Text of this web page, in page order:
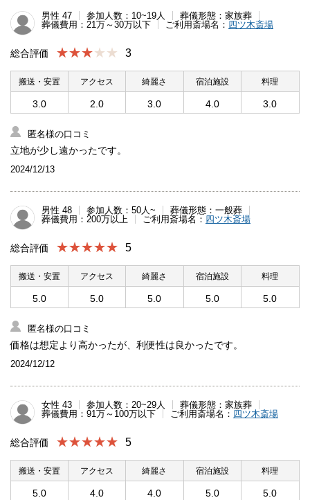
男性 47 参加人数：10~19人
葬儀形態：家族葬
葬儀費用：21万～30万以下
ご利用斎場名： 四ツ木斎場
総合評価 ★★★ 3
搬送・安置
3.0
アクセス
2.0
綺麗さ
3.0
宿泊施設
4.0
料理
3.0
匿名様の口コミ
立地が少し遠かったです。
2024/12/13
男性 48 参加人数：50人~
葬儀形態：一般葬
葬儀費用：200万以上
ご利用斎場名： 四ツ木斎場
総合評価 ★★★★★ 5
搬送・安置
5.0
アクセス
5.0
綺麗さ
5.0
宿泊施設
5.0
料理
5.0
匿名様の口コミ
価格は想定より高かったが、利便性は良かったです。
2024/12/12
女性 43 参加人数：20~29人
葬儀形態：家族葬
葬儀費用：91万～100万以下
ご利用斎場名： 四ツ木斎場
総合評価 ★★★★★ 5
搬送・安置
5.0
アクセス
4.0
綺麗さ
4.0
宿泊施設
5.0
料理
5.0